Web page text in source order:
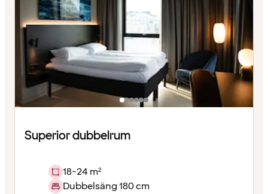
Superior dubbelrum
18-24 m²
Dubbelsäng 180 cm